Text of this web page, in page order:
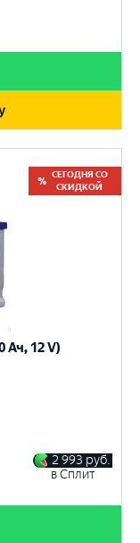
СЕГОДНЯ СО
СКИДКОЙ
Ач, 12 V)
2 993 руб.
в Сплит